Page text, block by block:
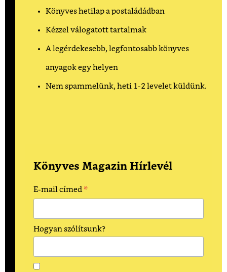
Könyves hetilap a postaládádban
Kézzel válogatott tartalmak
A legérdekesebb, legfontosabb könyves
anyagok egy helyen
Nem spammelünk, heti 1-2 levelet küldünk.
Könyves Magazin Hírlevél
E-mail címed*
Hogyan szólítsunk?